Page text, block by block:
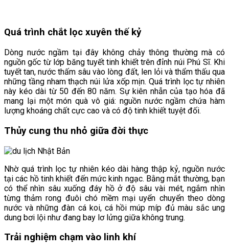
Quá trình chắt lọc xuyên thế kỷ
Dòng nước ngầm tại đây không chảy thông thường mà có
nguồn gốc từ lớp băng tuyết tinh khiết trên đỉnh núi Phú Sĩ. Khi
tuyết tan, nước thấm sâu vào lòng đất, len lỏi và thẩm thấu qua
những tầng nham thạch núi lửa xốp mịn. Quá trình lọc tự nhiên
này kéo dài từ 50 đến 80 năm. Sự kiên nhẫn của tạo hóa đã
mang lại một món quà vô giá: nguồn nước ngầm chứa hàm
lượng khoáng chất cực cao và có độ tinh khiết tuyệt đối.
Thủy cung thu nhỏ giữa đời thực
Nhờ quá trình lọc tự nhiên kéo dài hàng thập kỷ, nguồn nước
tại các hồ tinh khiết đến mức kinh ngạc. Bằng mắt thường, bạn
có thể nhìn sâu xuống đáy hồ ở độ sâu vài mét, ngắm nhìn
từng thảm rong đuôi chó mềm mại uyển chuyển theo dòng
nước và những đàn cá koi, cá hồi múp míp đủ màu sắc ung
dung bơi lội như đang bay lơ lửng giữa không trung.
Trải nghiệm chạm vào linh khí